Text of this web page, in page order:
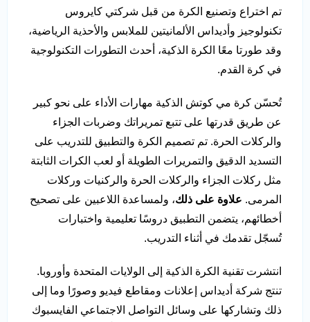
تم اختراع وتصنيع الكرة من قبل شركتي كايروس
تكنولوجيز وأديداس الألمانيتين للملابس والأحذية الرياضية،
وقد طورتا معًا الكرة الذكية، أحدث التطورات التكنولوجية
في كرة القدم.
تُحسّن كرة مي كوتش الذكية مهارات الأداء على نحو كبير
عن طريق قدرتها على تتبع تمريراتك وضربات الجزاء
والركلات الحرة. تم تصميم الكرة والتطبيق للتدريب على
التسديد الدقيق والتمريرات الطويلة أو لعب الكرات الثابتة
مثل ركلات الجزاء والركلات الحرة والركنيات وركلات
المرمى. علاوة على ذلك، ولمساعدة اللاعبين على تصحيح
أخطائهم، يتضمن التطبيق دروسًا تعليمية واختبارات
تُسجّل تقدمك في أثناء التدريب.
انتشرت تقنية الكرة الذكية إلى الولايات المتحدة وأوروبا.
تنتج شركة أديداس إعلانات ومقاطع فيديو وصورًا وما إلى
ذلك وتشاركها على وسائل التواصل الاجتماعي الفايسبوك